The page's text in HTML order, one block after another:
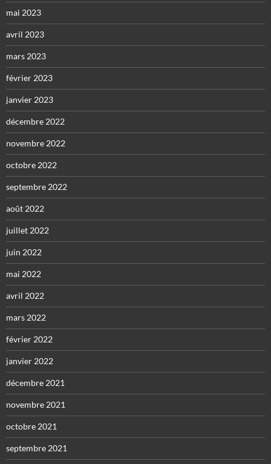
mai 2023
avril 2023
mars 2023
février 2023
janvier 2023
décembre 2022
novembre 2022
octobre 2022
septembre 2022
août 2022
juillet 2022
juin 2022
mai 2022
avril 2022
mars 2022
février 2022
janvier 2022
décembre 2021
novembre 2021
octobre 2021
septembre 2021